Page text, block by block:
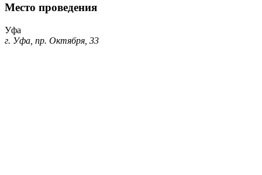
Место проведения
Уфа
г. Уфа, пр. Октября, 33